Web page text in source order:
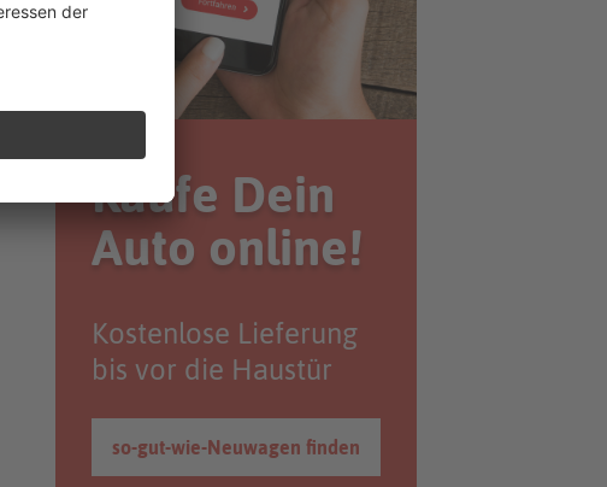
Kaufe Dein
Auto online!
Kostenlose Lieferung
bis vor die Haustür
so-gut-wie-Neuwagen finden